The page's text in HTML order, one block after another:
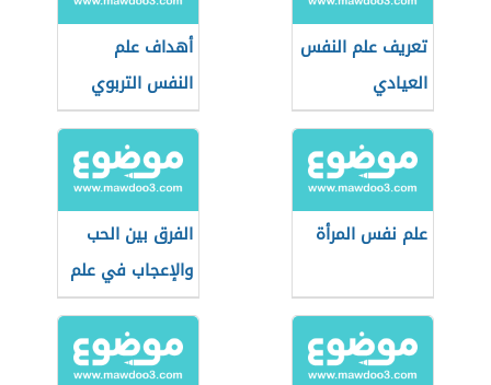
تعريف علم النفس
العيادي
أهداف علم
النفس التربوي
علم نفس المرأة
الفرق بين الحب
والإعجاب في علم
النفس